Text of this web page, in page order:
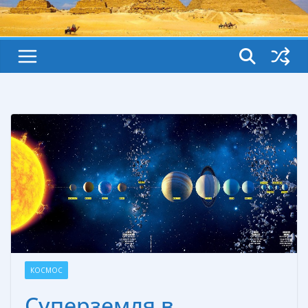
КОСМОС